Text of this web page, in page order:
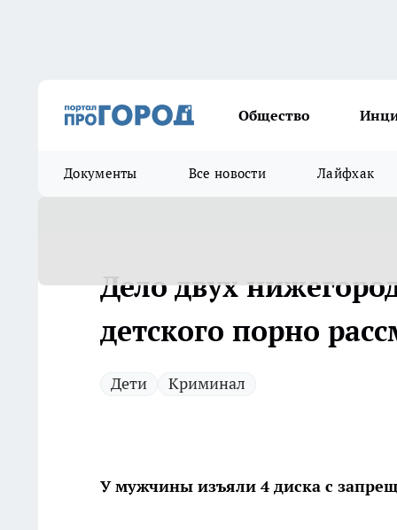
Общество
Документы Все новости Лайфхак
Дело двух
детского порно
Дети Криминал
У мужчины изъяли 4 диска с